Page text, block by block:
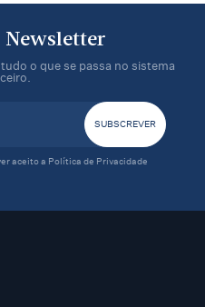
Newsletter
o que se passa no sistema
aceito a Política de Privacidade